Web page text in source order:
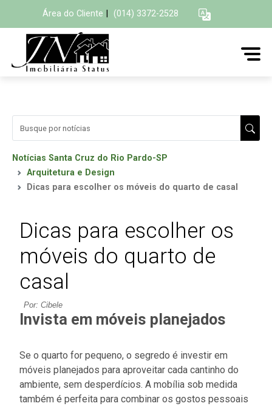
Área do Cliente (014) 3372-2528
Notícias Santa Cruz do Rio Pardo-SP
Arquitetura e Design
Dicas para escolher os móveis do quarto de casal
Dicas para escolher os
móveis do quarto de
casal
Por: Cibele
Invista em móveis planejados
Se o quarto for pequeno, o segredo é investir em
móveis planejados para aproveitar cada cantinho do
ambiente, sem desperdícios. A mobília sob medida
também é perfeita para combinar os gostos pessoais